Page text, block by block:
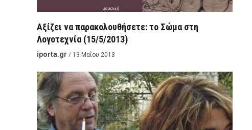
Αξίζει να παρακολουθήσετε: το Σώμα στη
Λογοτεχνία (15/5/2013)
iporta.gr / 13 Μαΐου 2013